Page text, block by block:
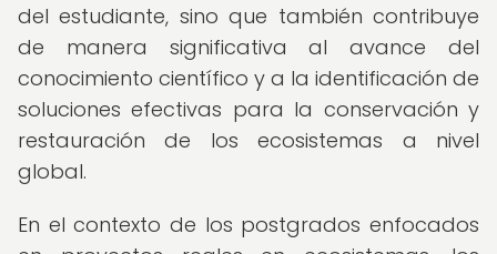
del estudiante, sino que también contribuye
de manera significativa al avance del
conocimiento científico y a la identificación de
soluciones efectivas para la conservación y
restauración de los ecosistemas a nivel
global.
En el contexto de los postgrados enfocados